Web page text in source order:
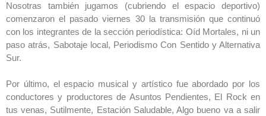
Nosotras también jugamos (cubriendo el espacio deportivo)
comenzaron el pasado viernes 30 la transmisión que continuó
con los integrantes de la sección periodística: Oíd Mortales, ni un
paso atrás, Sabotaje local, Periodismo Con Sentido y Alternativa
Sur.
Por último, el espacio musical y artístico fue abordado por los
conductores y productores de Asuntos Pendientes, El Rock en
tus venas, Sutilmente, Estación Saludable, Algo bueno va a salir